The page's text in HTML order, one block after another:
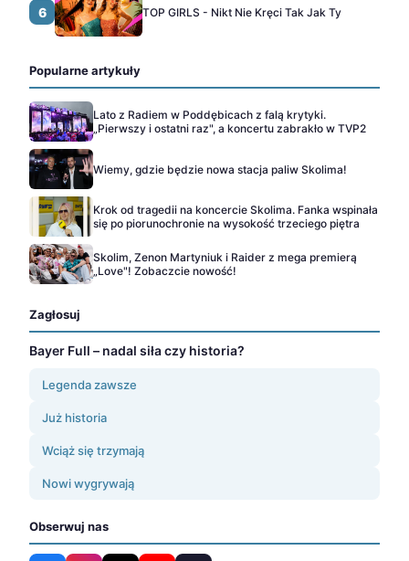
6 TOP GIRLS - Nikt Nie Kręci Tak Jak Ty
Popularne artykuły
Lato z Radiem w Poddębicach z falą krytyki.
„Pierwszy i ostatni raz", a koncertu zabrakło w TVP2
Wiemy, gdzie będzie nowa stacja paliw Skolima!
Krok od tragedii na koncercie Skolima. Fanka wspinała
się po piorunochronie na wysokość trzeciego piętra
Skolim, Zenon Martyniuk i Raider z mega premierą
„Love"! Zobaczcie nowość!
Zagłosuj
Bayer Full – nadal siła czy historia?
Legenda zawsze
Już historia
Wciąż się trzymają
Nowi wygrywają
Obserwuj nas